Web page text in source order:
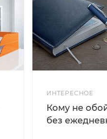
ИНТЕРЕСНОЕ
Кому не
без